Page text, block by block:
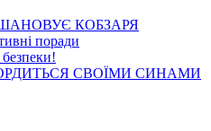
КОБЗАРЯ
поради
СВОЇМИ СИНАМИ